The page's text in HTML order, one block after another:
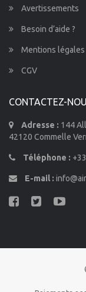
Avertissements
Besoin d’aide ?
Mentions légales
CGV
CONTACTEZ-
Adresse : 144
42120 Commelle
Téléphone :
E-mail :